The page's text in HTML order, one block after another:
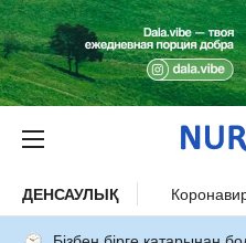
ДЕНСАУЛЫҚ